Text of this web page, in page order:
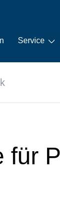
Service
für